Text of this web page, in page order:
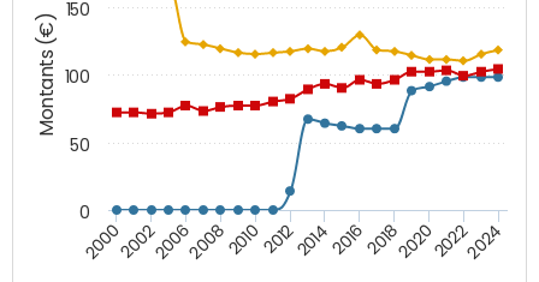
Montants (€)
200020022006200820102012201420162018202020222024
0
50
100
150